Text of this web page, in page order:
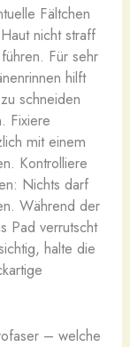
Fältchen
nicht straff
Für sehr
hilft
schneiden
Fixiere
mit einem
Kontrolliere
Nichts darf
Während der
Pad verrutscht
halte die
– welche